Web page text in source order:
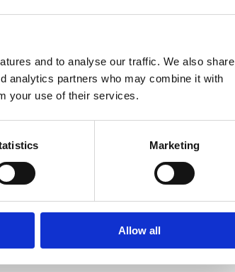
and to analyse our traffic. We also share
analytics partners who may combine it with
your use of their services.
Marketing
Allow all